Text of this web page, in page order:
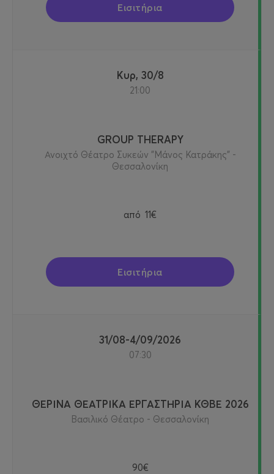
Εισιτήρια
Κυρ, 30/8
21:00
GROUP THERAPY
Ανοιχτό Θέατρο Συκεών "Μάνος Κατράκης" -
Θεσσαλονίκη
από 11€
Εισιτήρια
31/08-4/09/2026
07:30
ΘΕΡΙΝΑ ΘΕΑΤΡΙΚΑ ΕΡΓΑΣΤΗΡΙΑ ΚΘΒΕ 2026
Βασιλικό Θέατρο - Θεσσαλονίκη
90€